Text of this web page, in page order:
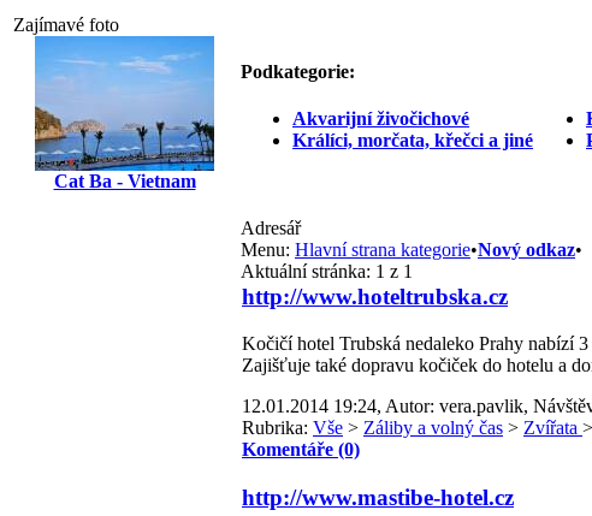
Zajímavé foto
Cat Ba - Vietnam
Podkategorie:
Akvarijní živočichové
Králíci, morčata, křečci a jiné
Adresář
Menu: Hlavní strana kategorie•Nový odkaz•
Aktuální stránka: 1 z 1
http://www.hoteltrubska.cz
Kočičí hotel Trubská nedaleko Prahy nabízí
Zajišťuje také dopravu kočiček do hotelu a
12.01.2014 19:24, Autor: vera.pavlik,
Rubrika: Vše > Záliby a volný čas > Zvířata >
Komentáře (0)
http://www.mastibe-hotel.cz